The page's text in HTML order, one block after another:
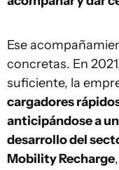
Ese
concretas. En
suficiente, la
cargadores
anticipándose a
desarrollo del
Mobility Recharge